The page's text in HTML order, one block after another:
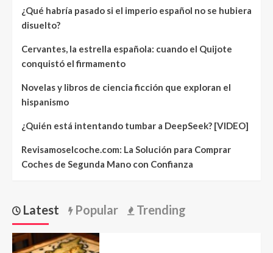
¿Qué habría pasado si el imperio español no se hubiera
disuelto?
Cervantes, la estrella española: cuando el Quijote
conquistó el firmamento
Novelas y libros de ciencia ficción que exploran el
hispanismo
¿Quién está intentando tumbar a DeepSeek? [VIDEO]
Revisamoselcoche.com: La Solución para Comprar
Coches de Segunda Mano con Confianza
Latest Popular Trending